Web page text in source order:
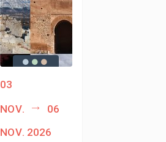
03
nov.
06
nov. 2026